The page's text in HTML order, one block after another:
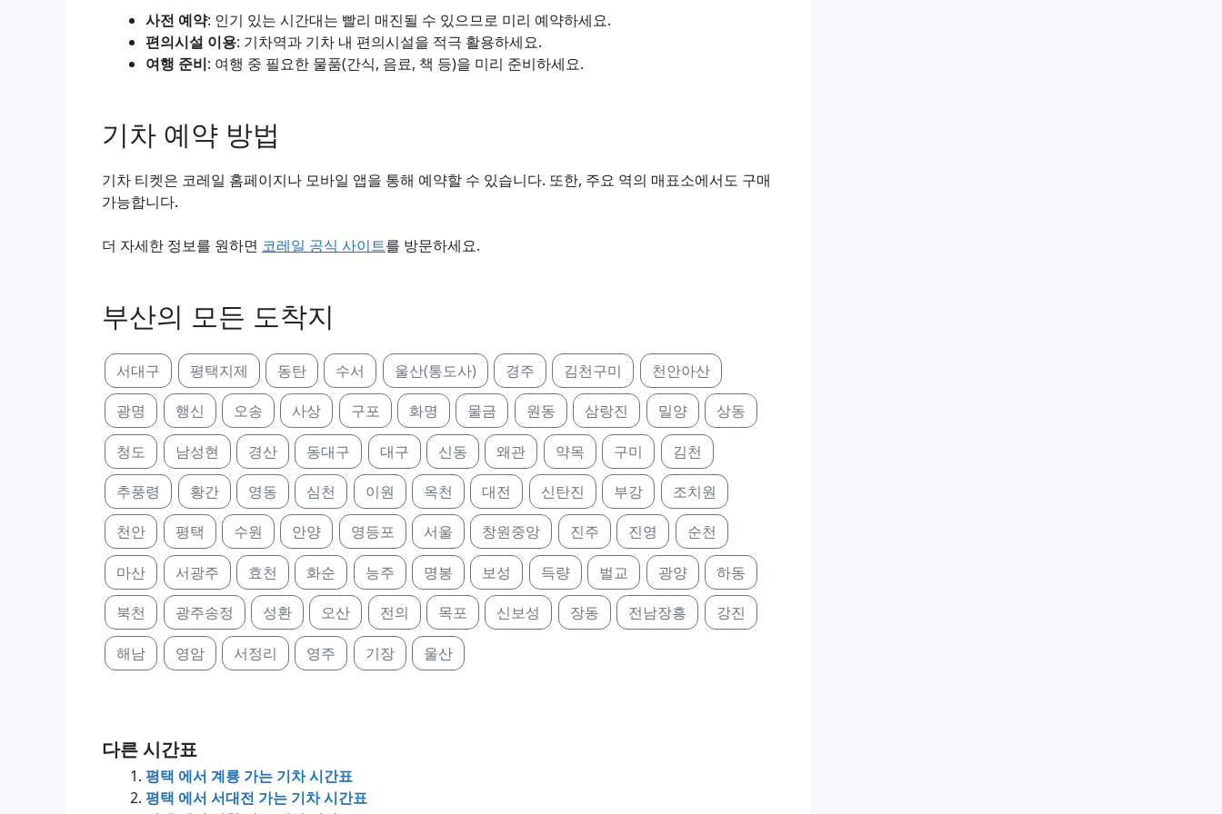
사전 예약: 인기 있는 시간대는 빨리 매진될 수 있으므로 미리 예약하세요.
편의시설 이용: 기차역과 기차 내 편의시설을 적극 활용하세요.
여행 준비: 여행 중 필요한 물품(간식, 음료, 책 등)을 미리 준비하세요.
기차 예약 방법
기차 티켓은 코레일 홈페이지나 모바일 앱을 통해 예약할 수 있습니다. 또한, 주요 역의 매표소에서도 구매
가능합니다.
더 자세한 정보를 원하면 코레일 공식 사이트를 방문하세요.
부산의 모든 도착지
서대구 평택지제 동탄 수서 울산(통도사) 경주 김천구미 천안아산
광명 행신 오송 사상 구포 화명 물금 원동 삼랑진 밀양 상동
청도 남성현 경산 동대구 대구 신동 왜관 약목 구미 김천
추풍령 황간 영동 심천 이원 옥천 대전 신탄진 부강 조치원
천안 평택 수원 안양 영등포 서울 창원중앙 진주 진영 순천
마산 서광주 효천 화순 능주 명봉 보성 득량 벌교 광양 하동
북천 광주송정 성환 오산 전의 목포 신보성 장동 전남장흥 강진
해남 영암 서정리 영주 기장 울산
다른 시간표
평택 에서 계룡 가는 기차 시간표
평택 에서 서대전 가는 기차 시간표